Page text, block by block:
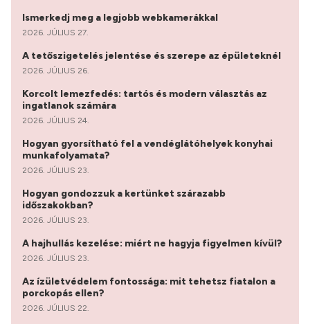
Ismerkedj meg a legjobb webkamerákkal
2026. JÚLIUS 27.
A tetőszigetelés jelentése és szerepe az épületeknél
2026. JÚLIUS 26.
Korcolt lemezfedés: tartós és modern választás az
ingatlanok számára
2026. JÚLIUS 24.
Hogyan gyorsítható fel a vendéglátóhelyek konyhai
munkafolyamata?
2026. JÚLIUS 23.
Hogyan gondozzuk a kertünket szárazabb
időszakokban?
2026. JÚLIUS 23.
A hajhullás kezelése: miért ne hagyja figyelmen kívül?
2026. JÚLIUS 23.
Az ízületvédelem fontossága: mit tehetsz fiatalon a
porckopás ellen?
2026. JÚLIUS 22.